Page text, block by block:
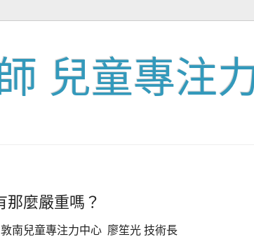
兒童專注
那麼嚴重嗎？
力中心 廖笙光 技術長